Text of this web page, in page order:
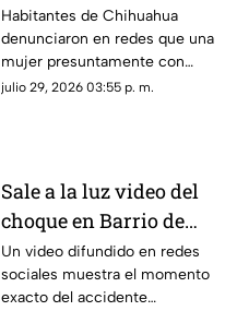
cuchillos en
Chihuahua; revelan
presunta condición
Habitantes de Chihuahua
denunciaron en redes que una
mujer presuntamente con
problemas de salud mental
julio 29, 2026 03:55 p. m.
Sale a la luz video del
choque en Barrio de
Londres donde murió
una mujer | VIDEO
Un video difundido en redes
sociales muestra el momento
exacto del accidente